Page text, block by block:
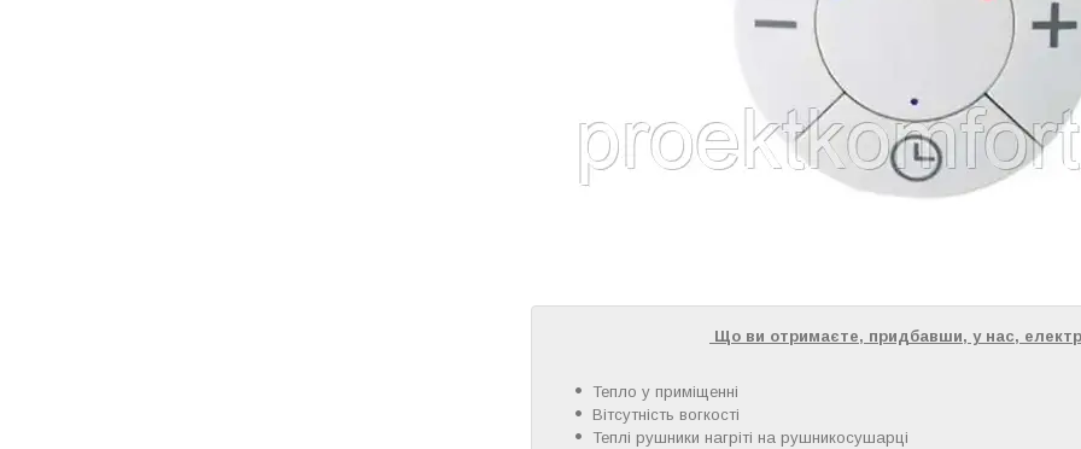
Що ви отримаєте, придбавши, у нас,
Тепло у приміщенні
Вітсутність вогкості
Теплі рушники нагріті на рушникосушарці